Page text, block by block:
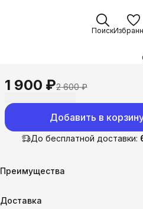
Поиск
1 900 ₽2 600 ₽
Добавить в
До бесплатной доставки:
Преимущества
Оплата частями в Сплит
Удобный возврат
Доставка